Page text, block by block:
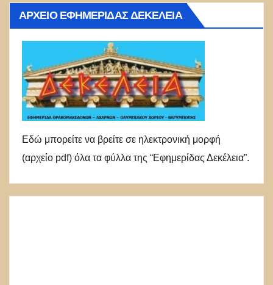
ΑΡΧΕΊΟ ΕΦΗΜΕΡΊΔΑΣ ΔΕΚΈΛΕΙΑ
Εδώ μπορείτε να βρείτε σε ηλεκτρονική μορφή
(αρχείο pdf) όλα τα φύλλα της “Εφημερίδας Δεκέλεια”.